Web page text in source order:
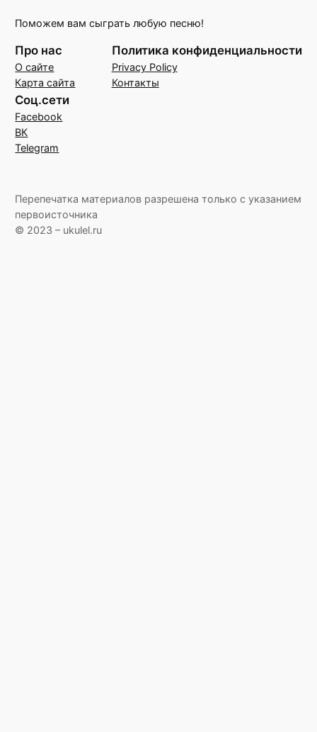
Поможем вам сыграть любую песню!
Про нас
О сайте
Карта сайта
Политика конфиденциальности
Privacy Policy
Контакты
Соц.сети
Facebook
ВК
Telegram
Перепечатка материалов разрешена только с указанием
первоисточника
© 2023 – ukulel.ru